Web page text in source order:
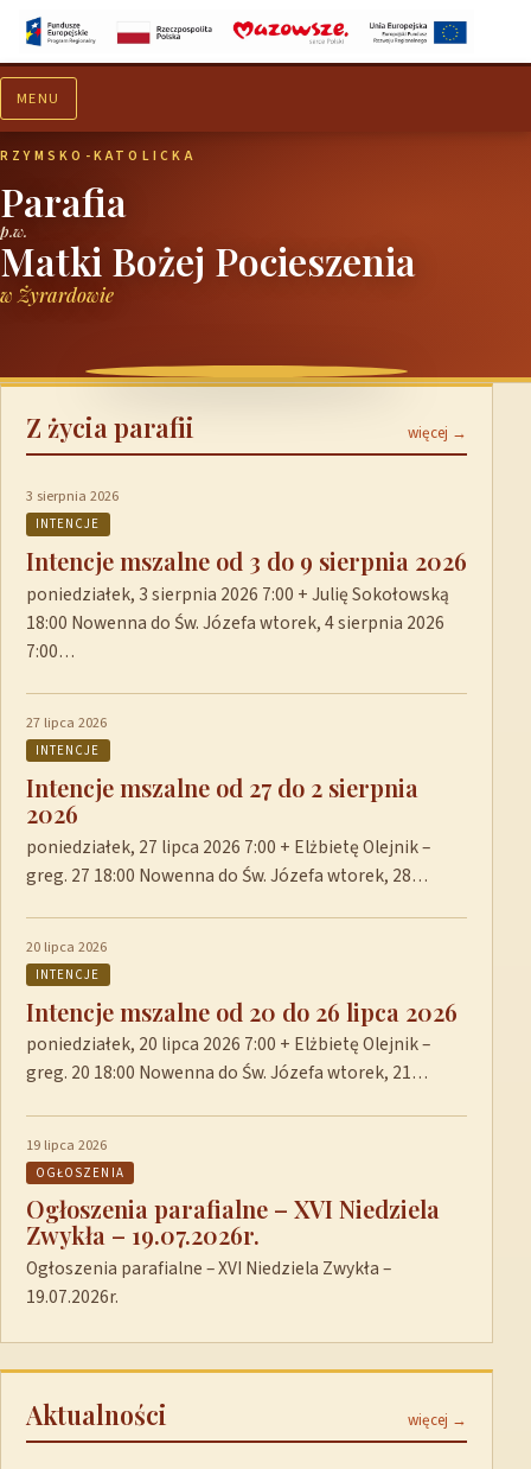
MENU
RZYMSKO-KATOLICKA
Parafia
p.w.
Matki Bożej Pocieszenia
w Żyrardowie
Z życia parafii więcej →
3 sierpnia 2026
INTENCJE
Intencje mszalne od 3 do 9 sierpnia 2026
poniedziałek, 3 sierpnia 2026 7:00 + Julię Sokołowską
18:00 Nowenna do Św. Józefa wtorek, 4 sierpnia 2026
7:00…
27 lipca 2026
INTENCJE
Intencje mszalne od 27 do 2 sierpnia
2026
poniedziałek, 27 lipca 2026 7:00 + Elżbietę Olejnik –
greg. 27 18:00 Nowenna do Św. Józefa wtorek, 28…
20 lipca 2026
INTENCJE
Intencje mszalne od 20 do 26 lipca 2026
poniedziałek, 20 lipca 2026 7:00 + Elżbietę Olejnik –
greg. 20 18:00 Nowenna do Św. Józefa wtorek, 21…
19 lipca 2026
OGŁOSZENIA
Ogłoszenia parafialne – XVI Niedziela
Zwykła – 19.07.2026r.
Ogłoszenia parafialne – XVI Niedziela Zwykła –
19.07.2026r.
Aktualności więcej →